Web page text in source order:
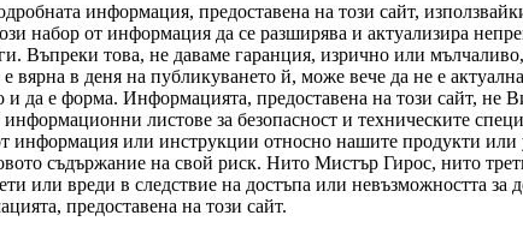
информация, предоставена на този сайт,
набор от информация да се разширява и актуализира
Въпреки това, не даваме гаранция, изрично или
вярна в деня на публикуването й, може вече да не е
и да е форма. Информацията, предоставена на този сайт,
листове за безопасност и техническите
или инструкции относно нашите продукти или
съдържание на свой риск. Нито Мистър Гирос, нито
или вреди в следствие на достъпа или невъзможността за
предоставена на този сайт.